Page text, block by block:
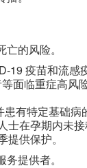
的风险。
19 疫苗和流
面临重症高风
有特定基础
在孕期内未
供保护。
提供者。